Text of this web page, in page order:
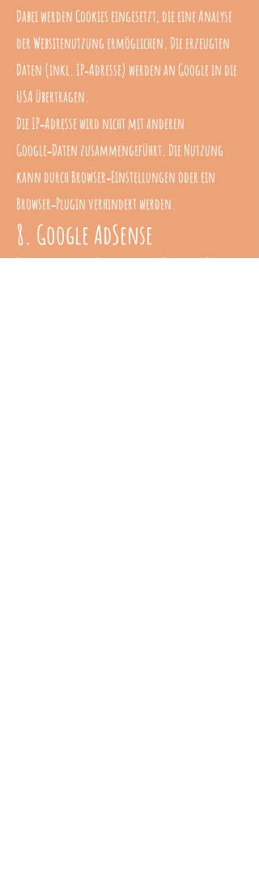
Dabei werden Cookies eingesetzt, die eine Analyse
der Websitenutzung ermöglichen. Die erzeugten
Daten (inkl. IP‑Adresse) werden an Google in die
USA übertragen.
Die IP‑Adresse wird nicht mit anderen
Google‑Daten zusammengeführt. Die Nutzung
kann durch Browser‑Einstellungen oder ein
Browser‑Plugin verhindert werden.
8. Google AdSense
Zur Anzeige von Werbung kann Google AdSense